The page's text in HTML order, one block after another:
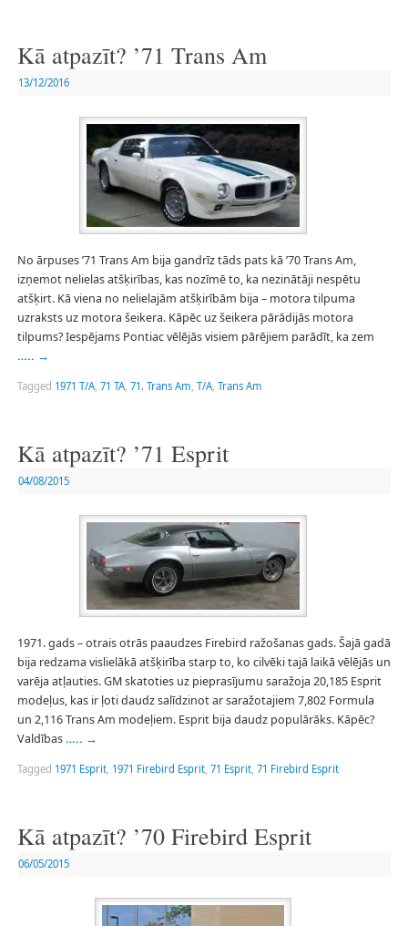
Kā atpazīt? ’71 Trans Am
13/12/2016
No ārpuses ’71 Trans Am bija gandrīz tāds pats kā ’70 Trans Am,
izņemot nelielas atšķirības, kas nozīmē to, ka nezinātāji nespētu
atšķirt. Kā viena no nelielajām atšķirībām bija – motora tilpuma
uzraksts uz motora šeikera. Kāpēc uz šeikera pārādijās motora
tilpums? Iespējams Pontiac vēlējās visiem pārējiem parādīt, ka zem
….. →
Tagged 1971 T/A, 71 TA, 71. Trans Am T/A, Trans Am
Kā atpazīt? ’71 Esprit
04/08/2015
1971. gads – otrais otrās paaudzes Firebird ražošanas gads. Šajā gadā
bija redzama vislielākā atšķirība starp to, ko cilvēki tajā laikā vēlējās un
varēja atļauties. GM skatoties uz pieprasījumu saražoja 20,185 Esprit
modeļus, kas ir ļoti daudz salīdzinot ar saražotajiem 7,802 Formula
un 2,116 Trans Am modeļiem. Esprit bija daudz populārāks. Kāpēc?
Valdības….. →
Tagged 1971 Esprit, 1971 Firebird Esprit, 71 Esprit, 71 Firebird Esprit
Kā atpazīt? ’70 Firebird Esprit
06/05/2015